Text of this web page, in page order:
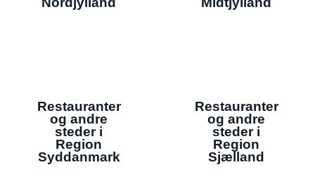
Restauranter
og andre
steder i
Region
Syddanmark
Restauranter
og andre
steder i
Region
Sjælland